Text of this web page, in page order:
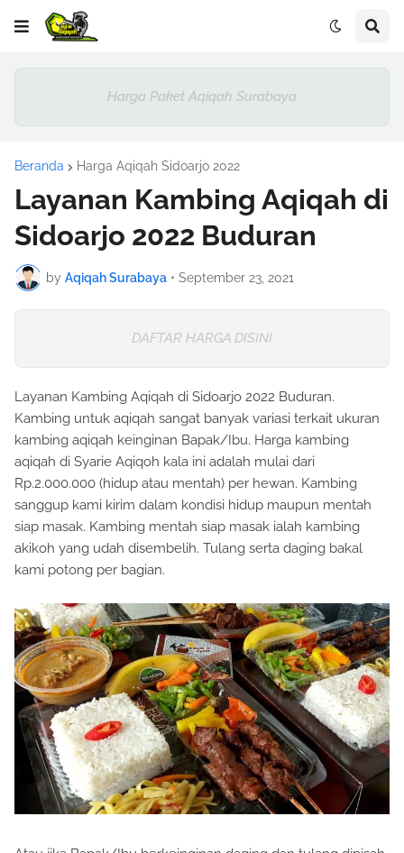
Harga Paket Aqiqah Surabaya
Beranda Harga Aqiqah Sidoarjo 2022
Layanan Kambing Aqiqah di
Sidoarjo 2022 Buduran
by Aqiqah Surabaya • September 23, 2021
DAFTAR HARGA DISINI
Layanan Kambing Aqiqah di Sidoarjo 2022 Buduran.
Kambing untuk aqiqah sangat banyak variasi terkait ukuran
kambing aqiqah keinginan Bapak/Ibu. Harga kambing
aqiqah di Syarie Aqiqoh kala ini adalah mulai dari
Rp.2.000.000 (hidup atau mentah) per hewan. Kambing
sanggup kami kirim dalam kondisi hidup maupun mentah
siap masak. Kambing mentah siap masak ialah kambing
akikoh yang udah disembelih. Tulang serta daging bakal
kami potong per bagian.